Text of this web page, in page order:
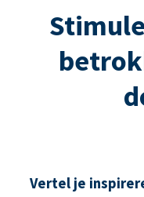
Vertel je